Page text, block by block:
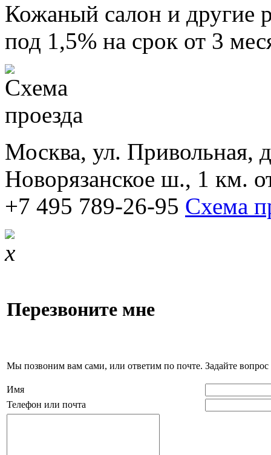
Кожаный салон и другие
под 1,5% на срок от 3
Москва, ул. Привольная,
Новорязанское ш., 1 км.
+7 495 789-26-95 Схема
Перезвоните мне
Мы позвоним вам сами, или ответим по почте. Задайте
Имя
Телефон или почта